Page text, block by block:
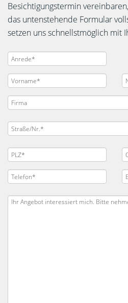
Besichtigungstermin
das untenstehende Formular
setzen uns schnellstmöglich mit